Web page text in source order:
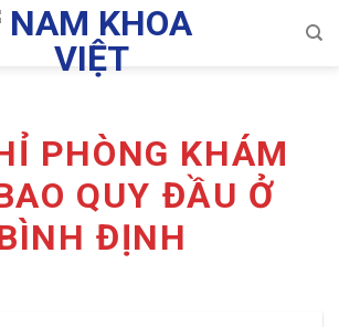
PHÒNG KHÁM
QUY ĐẦU Ở
ĐỊNH